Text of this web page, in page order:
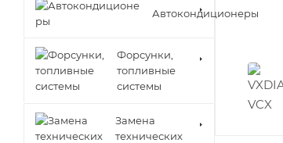
Автокондиционеры
Форсунки,
топливные
системы
Замена
технических